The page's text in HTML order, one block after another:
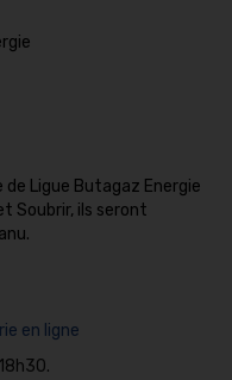
Ligue Butagaz Energie
Soubrir, ils seront
en ligne